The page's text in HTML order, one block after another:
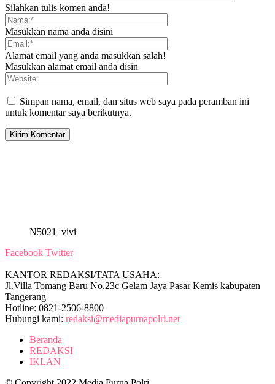
Silahkan tulis komen anda!
Masukkan nama anda disini
Alamat email yang anda masukkan salah!
Masukkan alamat email anda disin
Simpan nama, email, dan situs web saya pada peramban ini
untuk komentar saya berikutnya.
N5021_vivi
Facebook Twitter
KANTOR REDAKSI/TATA USAHA:
Jl.Villa Tomang Baru No.23c Gelam Jaya Pasar Kemis kabupaten
Tangerang
Hotline: 0821-2506-8800
Hubungi kami: redaksi@mediapurnapolri.net
Beranda
REDAKSI
IKLAN